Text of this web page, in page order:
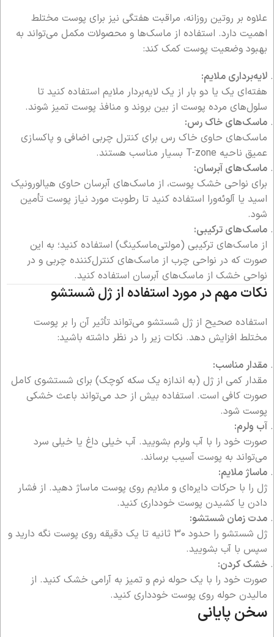
علاوه بر روتین روزانه، مراقبت هفتگی نیز برای پوست مختلط
اهمیت دارد. استفاده از ماسک‌ها و محصولات مکمل می‌تواند به
بهبود وضعیت پوست کمک کند:
لایه‌برداری ملایم:
هفته‌ای یک یا دو بار از یک لایه‌بردار ملایم استفاده کنید تا
سلول‌های مرده پوست از بین بروند و منافذ پوست تمیز شوند.
ماسک‌های خاک رس:
ماسک‌های حاوی خاک رس برای کنترل چربی اضافی و پاکسازی
عمیق ناحیه T-zone بسیار مناسب هستند.
ماسک‌های آبرسان:
برای نواحی خشک پوست، از ماسک‌های آبرسان حاوی هیالورونیک
اسید یا آلوئه‌ورا استفاده کنید تا رطوبت مورد نیاز پوست تأمین
شود.
ماسک‌های ترکیبی:
از ماسک‌های ترکیبی (مولتی‌ماسکینگ) استفاده کنید؛ به این
صورت که در نواحی چرب از ماسک‌های کنترل‌کننده چربی و در
نواحی خشک از ماسک‌های آبرسان استفاده کنید.
نکات مهم در مورد استفاده از ژل شستشو
استفاده صحیح از ژل شستشو می‌تواند تأثیر آن را بر پوست
مختلط افزایش دهد. نکات زیر را در نظر داشته باشید:
مقدار مناسب:
مقدار کمی از ژل (به اندازه یک سکه کوچک) برای شستشوی کامل
صورت کافی است. استفاده بیش از حد می‌تواند باعث خشکی
پوست شود.
آب ولرم:
صورت خود را با آب ولرم بشویید. آب خیلی داغ یا خیلی سرد
می‌تواند به پوست آسیب برساند.
ماساژ ملایم:
ژل را با حرکات دایره‌ای و ملایم روی پوست ماساژ دهید. از فشار
دادن یا کشیدن پوست خودداری کنید.
مدت زمان شستشو:
ژل شستشو را حدود 30 ثانیه تا یک دقیقه روی پوست نگه دارید و
سپس با آب بشویید.
خشک کردن:
صورت خود را با یک حوله نرم و تمیز به آرامی خشک کنید. از
مالیدن حوله روی پوست خودداری کنید.
سخن پایانی